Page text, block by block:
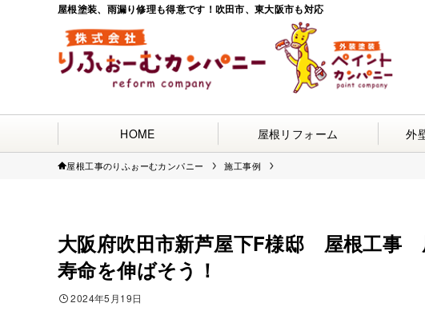
屋根塗装、雨漏り修理も得意です！吹田市、東大阪市も対応
HOME 屋根リフォーム 外
屋根工事のりふぉーむカンパニー 施工事例
大阪府吹田市新芦屋下F様邸 屋根工
寿命を伸ばそう！
2024年5月19日